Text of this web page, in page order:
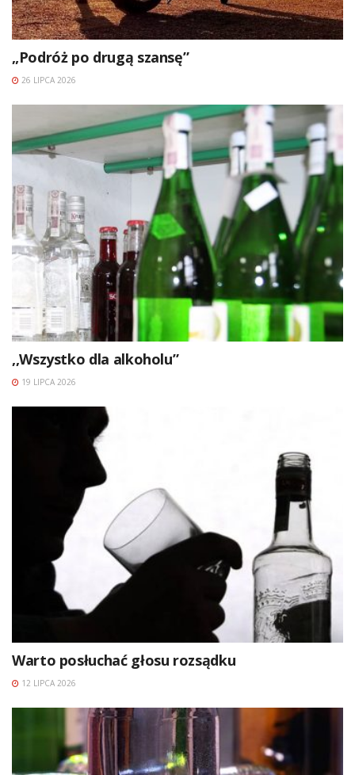
„Podróż po drugą szansę”
26 LIPCA 2026
,,Wszystko dla alkoholu”
19 LIPCA 2026
Warto posłuchać głosu rozsądku
12 LIPCA 2026